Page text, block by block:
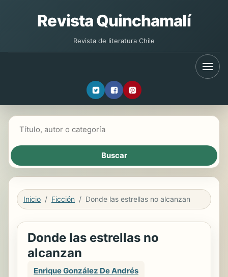
Revista Quinchamalí
Revista de literatura Chile
Inicio Ficción Donde las estrellas no alcanzan
Donde las estrellas no
alcanzan
Enrique González De Andrés